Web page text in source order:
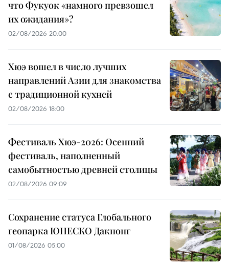
что Фукуок «намного превзошел
их ожидания»?
02/08/2026 20:00
Хюэ вошел в число лучших
направлений Азии для знакомства
с традиционной кухней
02/08/2026 18:00
Фестиваль Хюэ-2026: Осенний
фестиваль, наполненный
самобытностью древней столицы
02/08/2026 09:09
Сохранение статуса Глобального
геопарка ЮНЕСКО Дакнонг
01/08/2026 05:00